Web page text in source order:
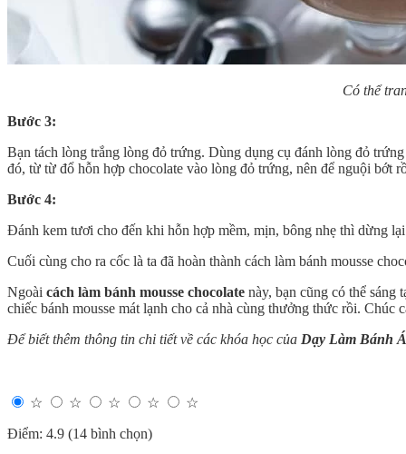
Có thể
Bước 3:
Bạn tách lòng trắng lòng đỏ trứng. Dùng dụng cụ đánh lòng đỏ
đó, từ từ đổ hỗn hợp chocolate vào lòng đỏ trứng, nên để nguội bớt
Bước 4:
Đánh kem tươi cho đến khi hỗn hợp mềm, mịn, bông nhẹ thì dừng
Cuối cùng cho ra cốc là ta đã hoàn thành cách làm bánh mousse
Ngoài cách làm bánh mousse chocolate này, bạn cũng có thể
chiếc bánh mousse mát lạnh cho cả nhà cùng thưởng thức rồi.
Để biết thêm thông tin chi tiết về các khóa học của Dạy Làm Bánh
☆ ☆ ☆ ☆
☆
Điểm: 4.9 (14 bình chọn)